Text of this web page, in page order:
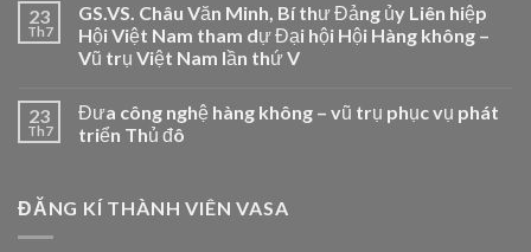
23
Th7
GS.VS. Châu Văn Minh, Bí thư Đảng ủy Liên hiệp
Hội Việt Nam tham dự Đại hội Hội Hàng không –
Vũ trụ Việt Nam lần thứ V
23
Th7
Đưa công nghệ hàng không – vũ trụ phục vụ phát
triển Thủ đô
ĐĂNG KÍ THÀNH VIÊN VASA